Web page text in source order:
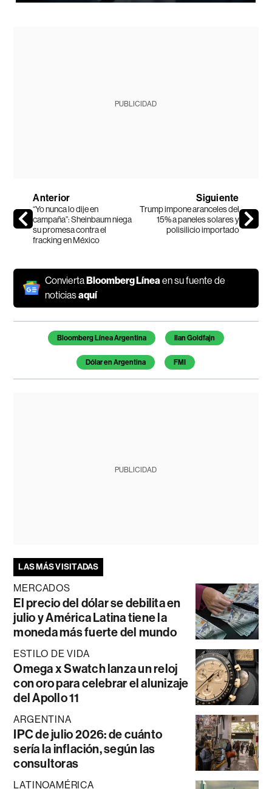
PUBLICIDAD
Anterior
“Yo nunca lo dije en
campaña”: Sheinbaum niega
su promesa contra el
fracking en México
Siguiente
Trump impone aranceles del
15% a paneles solares y
polisilicio importado
ConviertaBloomberg Línea en su fuente de
noticiasaquí
Temas de este artículo
Bloomberg Línea Argentina Ilan Goldfajn
Dólar en Argentina FMI
PUBLICIDAD
LAS MÁS VISITADAS
MERCADOS
El precio del dólar se debilita en
julio y América Latina tiene la
moneda más fuerte del mundo
ESTILO DE VIDA
Omega x Swatch lanza un reloj
con oro para celebrar el alunizaje
del Apollo 11
ARGENTINA
IPC de julio 2026: de cuánto
sería la inflación, según las
consultoras
LATINOAMÉRICA